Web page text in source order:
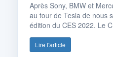
Après Sony, BMW et
au tour de Tesla de nous
édition du CES 2022. Le
Lire l'article